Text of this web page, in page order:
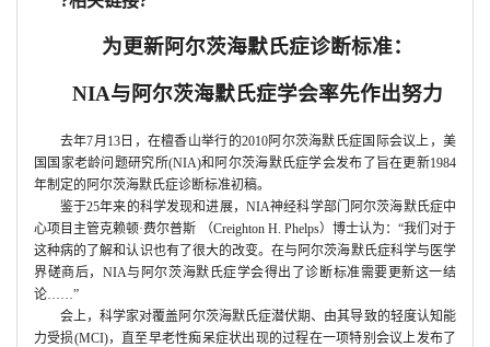
为更新阿尔茨海默氏症诊断标准：
NIA与阿尔茨海默氏症学会率先作出努力
去年7月 13日，在檀香山举行的2010阿尔茨海默氏症国际会议上，美
国国家老龄问题研究所(NIA)和阿尔茨海默氏症学会发布了旨在更新1984
年制定的阿尔茨海默氏症诊断标准初稿。
鉴于25年来的科学发现和进展， NIA神经科学部门阿尔茨海默氏症中
心项目主管克赖顿·费尔普斯 （Creighton H. Phelps）博士认为：“我们对于
这种病的了解和认识也有了很大的改变。在与阿尔茨海默氏症科学与医学
界磋商后， NIA与阿尔茨海默氏症学会得出了诊断标准需要更新这一结
论……”
会上，科学家对覆盖阿尔茨海默氏症潜伏期、由其导致的轻度认知能
力受损(MCI)，直至早老性痴呆症状出现的过程在一项特别会议上发布了